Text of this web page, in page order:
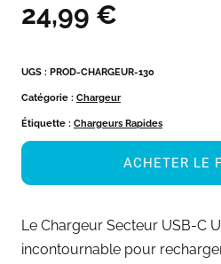
24,99 €
UGS : PROD-CHARGEUR-130
Catégorie : Chargeur
Étiquette : Chargeurs Rapides
ACHETER LE
Le Chargeur Secteur USB-C
incontournable pour